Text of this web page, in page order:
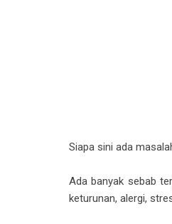
Siapa sini ada
Ada banyak sebab
keturunan, alergi,